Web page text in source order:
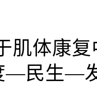
肌体康
—民生—